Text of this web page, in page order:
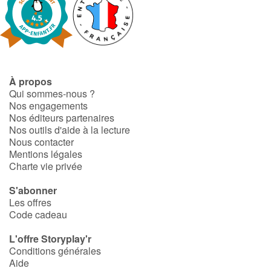
À propos
Qui sommes-nous ?
Nos engagements
Nos éditeurs partenaires
Nos outils d'aide à la lecture
Nous contacter
Mentions légales
Charte vie privée
S'abonner
Les offres
Code cadeau
L'offre Storyplay'r
Conditions générales
Aide